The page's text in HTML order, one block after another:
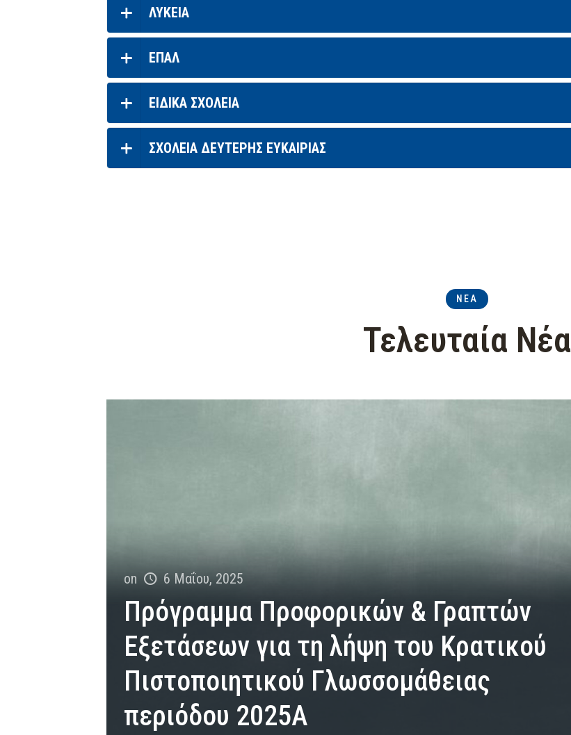
ΛΥΚΕΙΑ
ΕΠΑΛ
ΕΙΔΙΚΑ ΣΧΟΛΕΙΑ
ΣΧΟΛΕΙΑ ΔΕΥΤΕΡΗΣ ΕΥΚΑΙΡΙΑΣ
ΝΕΑ
Τελευταία Νέα
on 6 Μαΐου, 2025
Πρόγραμμα Προφορικών & Γραπτών
Εξετάσεων για τη λήψη του Κρατικού
Πιστοποιητικού Γλωσσομάθειας
περιόδου 2025Α